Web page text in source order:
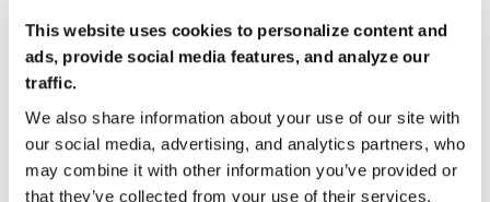
This website uses cookies to personalize content and
ads, provide social media features, and analyze our
traffic.
We also share information about your use of our site with
our social media, advertising, and analytics partners, who
may combine it with other information you’ve provided or
that they’ve collected from your use of their services.
eliminare i parametri errati nel dashboard e
garantire la visualizzazione di informazioni
accurate.
Ripristino dei dati storici per garantire che i dati di
esportazione degli anni attuali e precedenti fossero
visibili e utilizzabili per l'analisi.